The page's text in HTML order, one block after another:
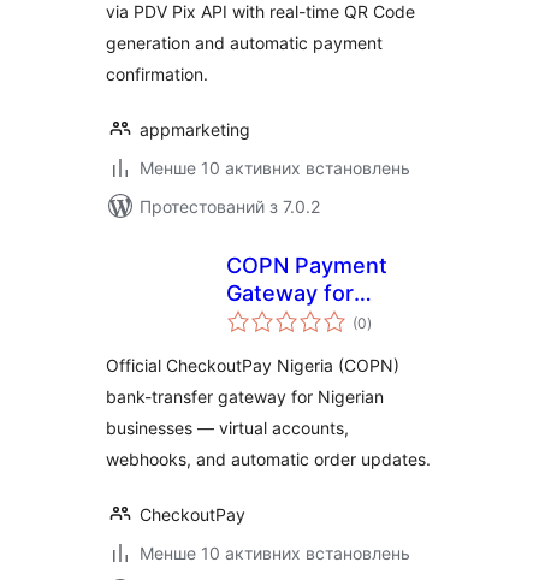
via PDV Pix API with real-time QR Code
generation and automatic payment
confirmation.
appmarketing
Менше 10 активних встановлень
Протестований з 7.0.2
COPN Payment
Gateway for
Nigerian
(0загальний
рейтинг
)
Official CheckoutPay Nigeria (COPN)
bank-transfer gateway for Nigerian
businesses — virtual accounts,
webhooks, and automatic order updates.
CheckoutPay
Менше 10 активних встановлень